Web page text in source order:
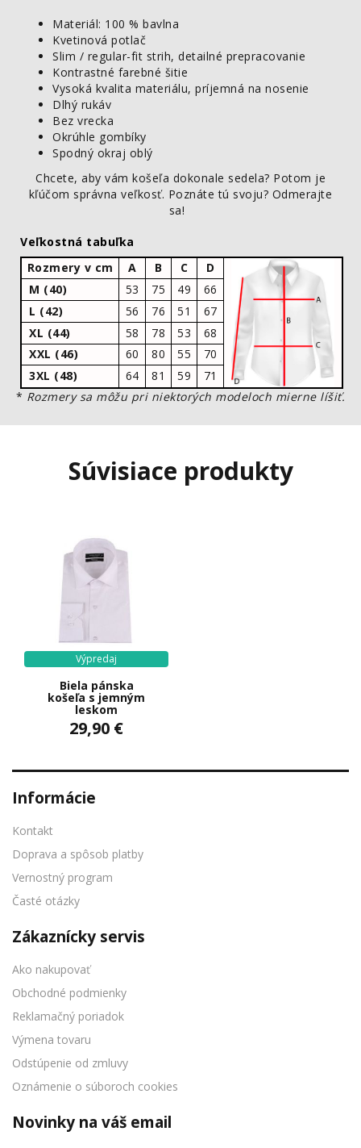
Materiál: 100 % bavlna
Kvetinová potlač
Slim / regular-fit strih, detailné prepracovanie
Kontrastné farebné šitie
Vysoká kvalita materiálu, príjemná na nosenie
Dlhý rukáv
Bez vrecka
Okrúhle gombíky
Spodný okraj oblý
Chcete, aby vám košeľa dokonale sedela? Potom je
kľúčom správna veľkosť. Poznáte tú svoju? Odmerajte
sa!
Veľkostná tabuľka
Rozmery v cm
A B C
D
M (40)
53 75 49
66
L (42)
56 76 51
67
XL (44)
58 78 53
68
XXL (46)
60 80 55
70
3XL (48)
64 81 59
71
* Rozmery sa môžu pri niektorých modeloch mierne líšiť.
Súvisiace produkty
Výpredaj
Biela pánska
košeľa s jemným
leskom
29,90 €
Informácie
Kontakt
Doprava a spôsob platby
Vernostný program
Časté otázky
Zákaznícky servis
Ako nakupovať
Obchodné podmienky
Reklamačný poriadok
Výmena tovaru
Odstúpenie od zmluvy
Oznámenie o súboroch cookies
Novinky na váš email